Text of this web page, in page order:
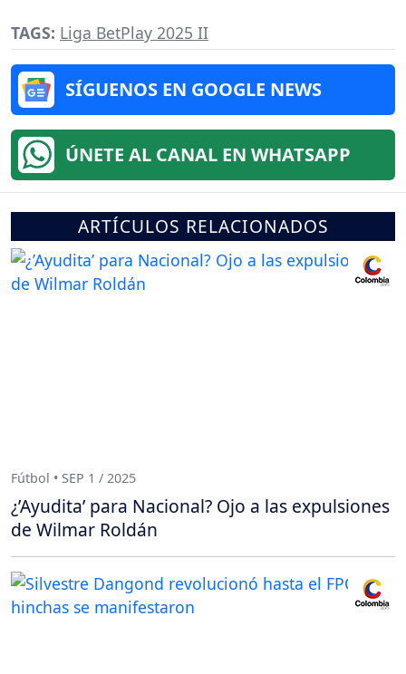
TAGS: Liga BetPlay 2025 II
SÍGUENOS EN GOOGLE NEWS
ÚNETE AL CANAL EN WHATSAPP
ARTÍCULOS RELACIONADOS
Fútbol • SEP 1 / 2025
¿’Ayudita’ para Nacional? Ojo a las expulsiones
de Wilmar Roldán